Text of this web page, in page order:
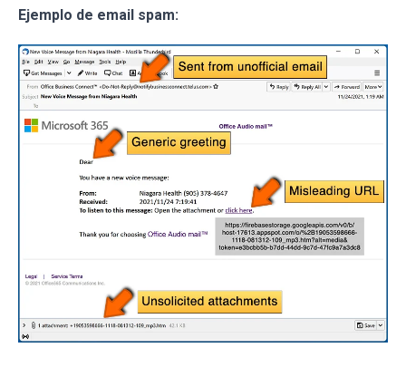
Ejemplo de email spam: